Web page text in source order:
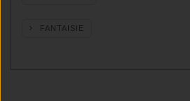
FANTAISIE